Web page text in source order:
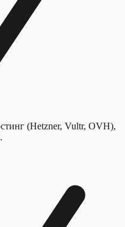
(Hetzner, Vultr, OVH),